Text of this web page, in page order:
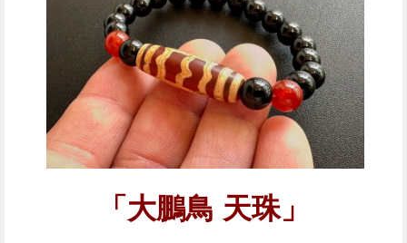
「大鵬鳥 天珠」